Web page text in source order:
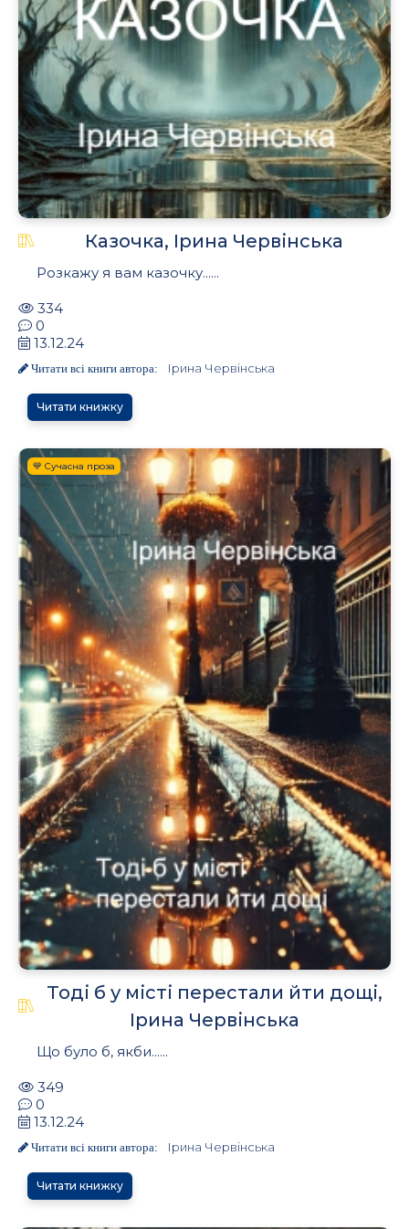
Казочка, Ірина Червінська
Розкажу я вам казочку......
334
0
13.12.24
Читати всі книги автора: Ірина Червінська
Читати книжку
💙 Сучасна проза
Тоді б у місті перестали йти дощі,
Ірина Червінська
Що було б, якби......
349
0
13.12.24
Читати всі книги автора: Ірина Червінська
Читати книжку